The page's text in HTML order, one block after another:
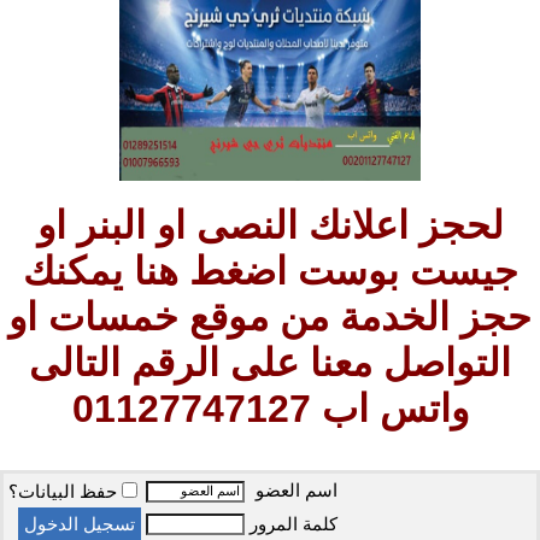
لحجز اعلانك النصى او البنر او
جيست بوست اضغط هنا يمكنك
حجز الخدمة من موقع خمسات او
التواصل معنا على الرقم التالى
واتس اب 01127747127
اسم العضو
حفظ البيانات؟
كلمة المرور